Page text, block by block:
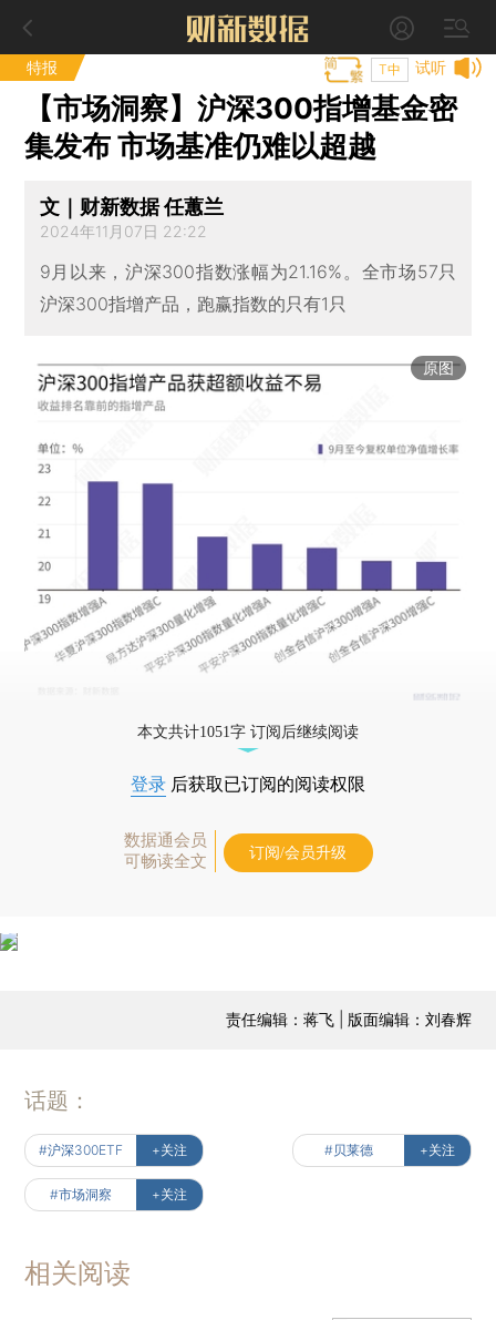
特报 试听
T中
【市场洞察】沪深300指增基金密
集发布 市场基准仍难以超越
文｜财新数据 任蕙兰
2024年11月07日 22:22
9月以来，沪深300指数涨幅为21.16%。全市场57只
沪深300指增产品，跑赢指数的只有1只
原图
本文共计1051字 订阅后继续阅读
登录 后获取已订阅的阅读权限
数据通会员
可畅读全文
订阅/会员升级
责任编辑：蒋飞 | 版面编辑：刘春辉
话题：
#沪深300ETF +关注 #贝莱德 +关注
#市场洞察 +关注
相关阅读